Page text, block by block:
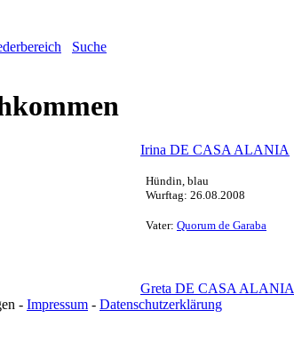
Suche
Irina DE CASA ALANIA
Hündin, blau
Wurftag: 26.08.2008
Vater: Quorum de Garaba
Greta DE CASA ALANIA
- Impressum - Datenschutzerklärung